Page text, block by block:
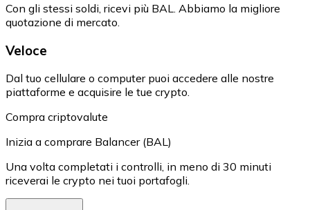
Con gli stessi soldi, ricevi più BAL. Abbiamo la migliore
quotazione di mercato.
Veloce
Dal tuo cellulare o computer puoi accedere alle nostre
piattaforme e acquisire le tue crypto.
Compra criptovalute
Inizia a comprare Balancer (BAL)
Una volta completati i controlli, in meno di 30 minuti
riceverai le crypto nei tuoi portafogli.